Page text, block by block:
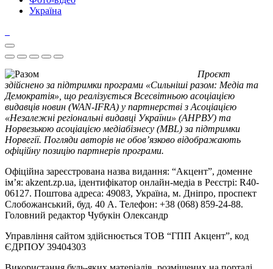
Україна
Проєкт
здійснено за підтримки програми «Сильніші разом: Медіа та
Демократія», що реалізується Всесвітньою асоціацією
видавців новин (WAN-IFRA) у партнерстві з Асоціацією
«Незалежні регіональні видавці України» (АНРВУ) та
Норвезькою асоціацією медіабізнесу (MBL) за підтримки
Норвегії. Погляди авторів не обов’язково відображають
офіційну позицію партнерів програми.
Офіційна зареєстрована назва видання: “Акцент”, доменне
ім’я: akzent.zp.ua, ідентифікатор онлайн-медіа в Реєстрі: R40-
06127. Поштова адреса: 49083, Україна, м. Дніпро, проспект
Слобожанський, буд. 40 А. Телефон: +38 (068) 859-24-88.
Головний редактор Чубукін Олександр
Управління сайтом здійснюється ТОВ “ГПП Акцент”, код
ЄДРПОУ 39404303